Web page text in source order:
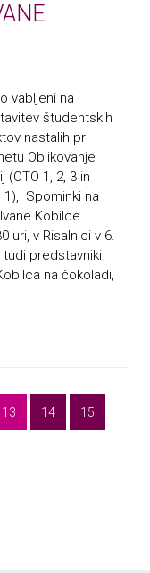
vabljeni na
študentskih
nastalih pri
Oblikovanje
(OTO 1, 2, 3 in
1), Spominki na
Kobilce.
uri, v Risalnici v 6.
predstavniki
na čokoladi,
13 14 15